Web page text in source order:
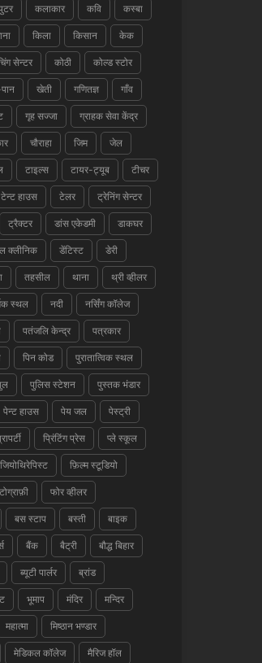
कलाकार कवि कस्बा
किला किसान केक
सेन्टर कोठी कोल्ड स्टोर
खेती गणितज्ञ गाँव
गृह सज्जा ग्राहक सेवा केंद्र
चौराहा जिम जेल
टाइल्स टायर-ट्यूब टीचर
टेन्ट हाउस टेलर ट्रेनिंग सेन्टर
ट्रैक्टर डांस एकेडमी डाकघर
क्लीनिक डेंटिस्ट डेरी
तहसील थाना थ्री व्हीलर
स्थल नदी नर्सिंग कॉलेज
पतंजलि केन्द्र पत्रकार
पिन कोड पुरातात्विक स्थल
पुलिस स्टेशन पुस्तक भंडार
पेन्ट हाउस पेय जल पेस्ट्री
प्रिंटिंग प्रेस प्ले स्कूल
फ़िल्म स्टूडियो
फोर व्हीलर
बस स्टाप बस्ती बाइक
बैंक बैट्री बौद्ध बिहार
ब्यूटी पार्लर ब्रांड
भूमाप मंदिर मन्दिर
महात्मा मिष्ठान भण्डार
मेडिकल कॉलेज मैरिज हॉल